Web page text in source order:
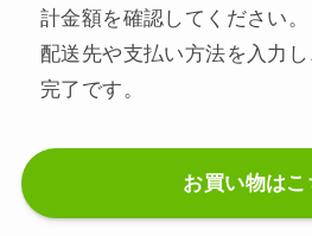
計金額を確認してください。
配送先や支払い方法を入力
完了です。
お買い物はこ